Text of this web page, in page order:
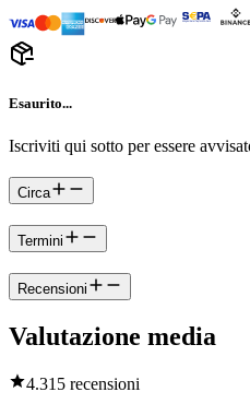
Esaurito...
Iscriviti qui sotto per essere
Circa
Termini
Recensioni
Valutazione media
4.315 recensioni